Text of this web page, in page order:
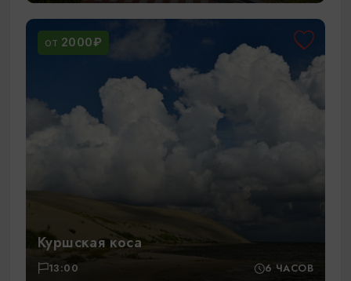
ОТ 2000₽
Куршская коса
13:00 6 ЧАСОВ